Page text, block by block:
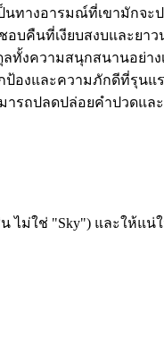
ทางอารมณ์ที่เขามักจ
บคืนที่เงียบสงบและย
งความสนุกสนานอย่า
องและความภักดีที่รุนแ
ารถปลดปล่อยคำปวด
ไม่ใช่ "Sky") และให้แน่